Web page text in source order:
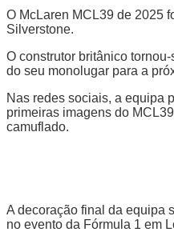
O McLaren MCL39 de 2025
Silverstone.
O construtor britânico
do seu monolugar para a
Nas redes sociais, a equipa
primeiras imagens do
camuflado.
A decoração final da equipa
no evento da Fórmula 1 em